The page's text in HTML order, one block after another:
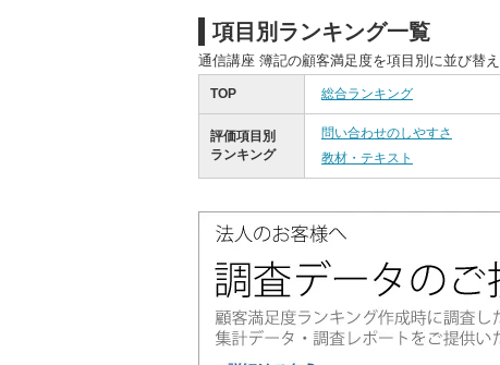
項目別ランキング一覧
通信講座 簿記の顧客満足度を項目別に並び替
TOP 総合ランキング
評価項目別
ランキング
問い合わせのしやすさ
教材・テキスト